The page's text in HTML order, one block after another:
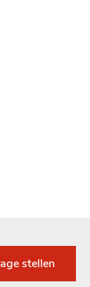
stellen